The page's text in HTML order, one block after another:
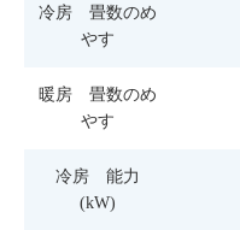
冷房 畳数のめ
やす
暖房 畳数のめ
やす
冷房 能力
(kW)